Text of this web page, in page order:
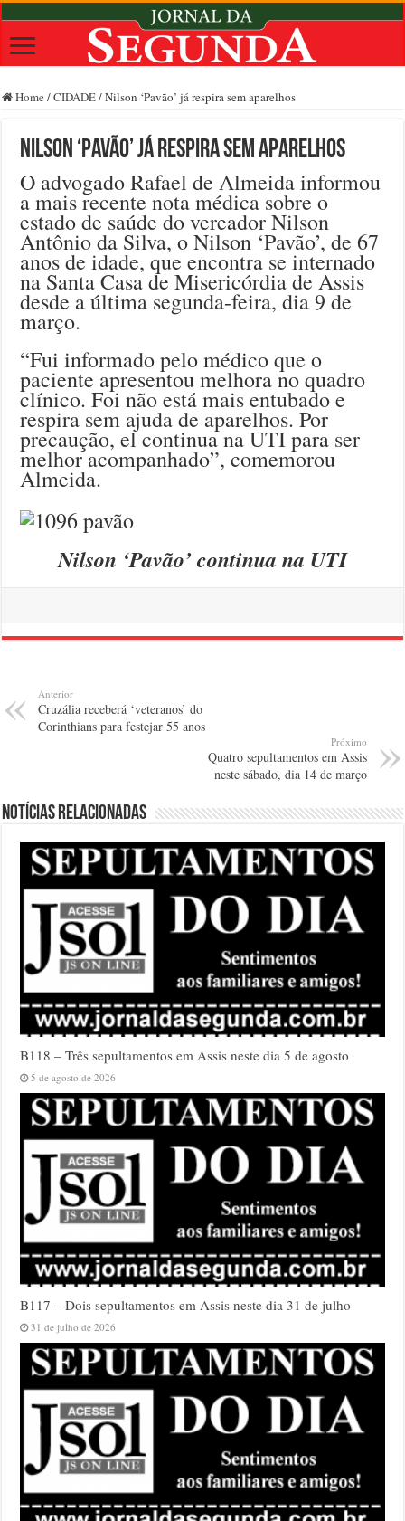
Home /CIDADE/Nilson ‘Pavão’ já respira sem aparelhos
Nilson ‘Pavão’ já respira sem aparelhos
O advogado Rafael de Almeida informou
a mais recente nota médica sobre o
estado de saúde do vereador Nilson
Antônio da Silva, o Nilson ‘Pavão’, de 67
anos de idade, que encontra se internado
na Santa Casa de Misericórdia de Assis
desde a última segunda-feira, dia 9 de
março.
“Fui informado pelo médico que o
paciente apresentou melhora no quadro
clínico. Foi não está mais entubado e
respira sem ajuda de aparelhos. Por
precaução, el continua na UTI para ser
melhor acompanhado”, comemorou
Almeida.
Nilson ‘Pavão’ continua na UTI
Anterior
Cruzália receberá ‘veteranos’ do
Corinthians para festejar 55 anos
Próximo
Quatro sepultamentos em Assis
neste sábado, dia 14 de março
Notícias relacionadas
B118 – Três sepultamentos em Assis neste dia 5 de agosto
5 de agosto de 2026
B117 – Dois sepultamentos em Assis neste dia 31 de julho
31 de julho de 2026